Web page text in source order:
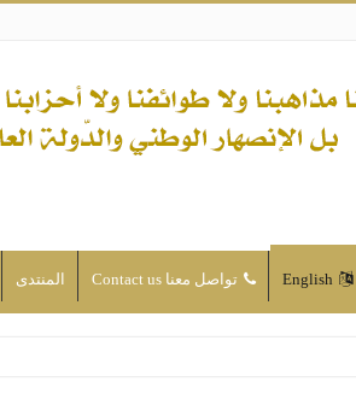
English تواصل معنا Contact us المنتدى